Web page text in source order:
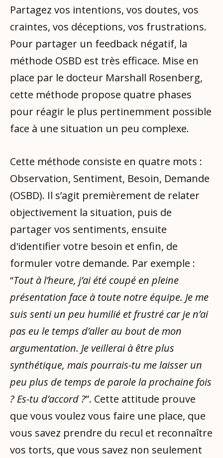
Partagez vos intentions, vos doutes, vos
craintes, vos déceptions, vos frustrations.
Pour partager un feedback négatif, la
méthode OSBD est très efficace. Mise en
place par le docteur Marshall Rosenberg,
cette méthode propose quatre phases
pour réagir le plus pertinemment possible
face à une situation un peu complexe.
Cette méthode consiste en quatre mots :
Observation, Sentiment, Besoin, Demande
(OSBD). Il s’agit premièrement de relater
objectivement la situation, puis de
partager vos sentiments, ensuite
d'identifier votre besoin et enfin, de
formuler votre demande. Par exemple :
“Tout à l’heure, j’ai été coupé en pleine
présentation face à toute notre équipe. Je me
suis senti un peu humilié et frustré car je n’ai
pas eu le temps d’aller au bout de mon
argumentation. Je veillerai à être plus
synthétique, mais pourrais-tu me laisser un
peu plus de temps de parole la prochaine fois
? Es-tu d’accord ?”. Cette attitude prouve
que vous voulez vous faire une place, que
vous savez prendre du recul et reconnaître
vos torts, que vous savez non seulement